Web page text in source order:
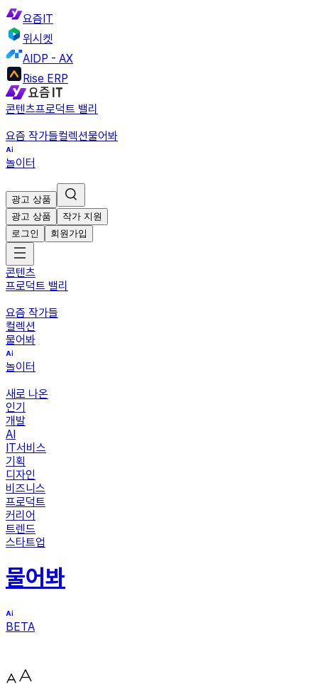
요즘IT
위시켓
AIDP - AX
Rise ERP
콘텐츠프로덕트 밸리
요즘 작가들컬렉션물어봐
놀이터
광고 상품
광고 상품
작가 지원
로그인
회원가입
콘텐츠
프로덕트 밸리
요즘 작가들
컬렉션
물어봐
놀이터
새로 나온
인기
개발
AI
IT서비스
기획
디자인
비즈니스
프로덕트
커리어
트렌드
스타트업
물어봐
BETA